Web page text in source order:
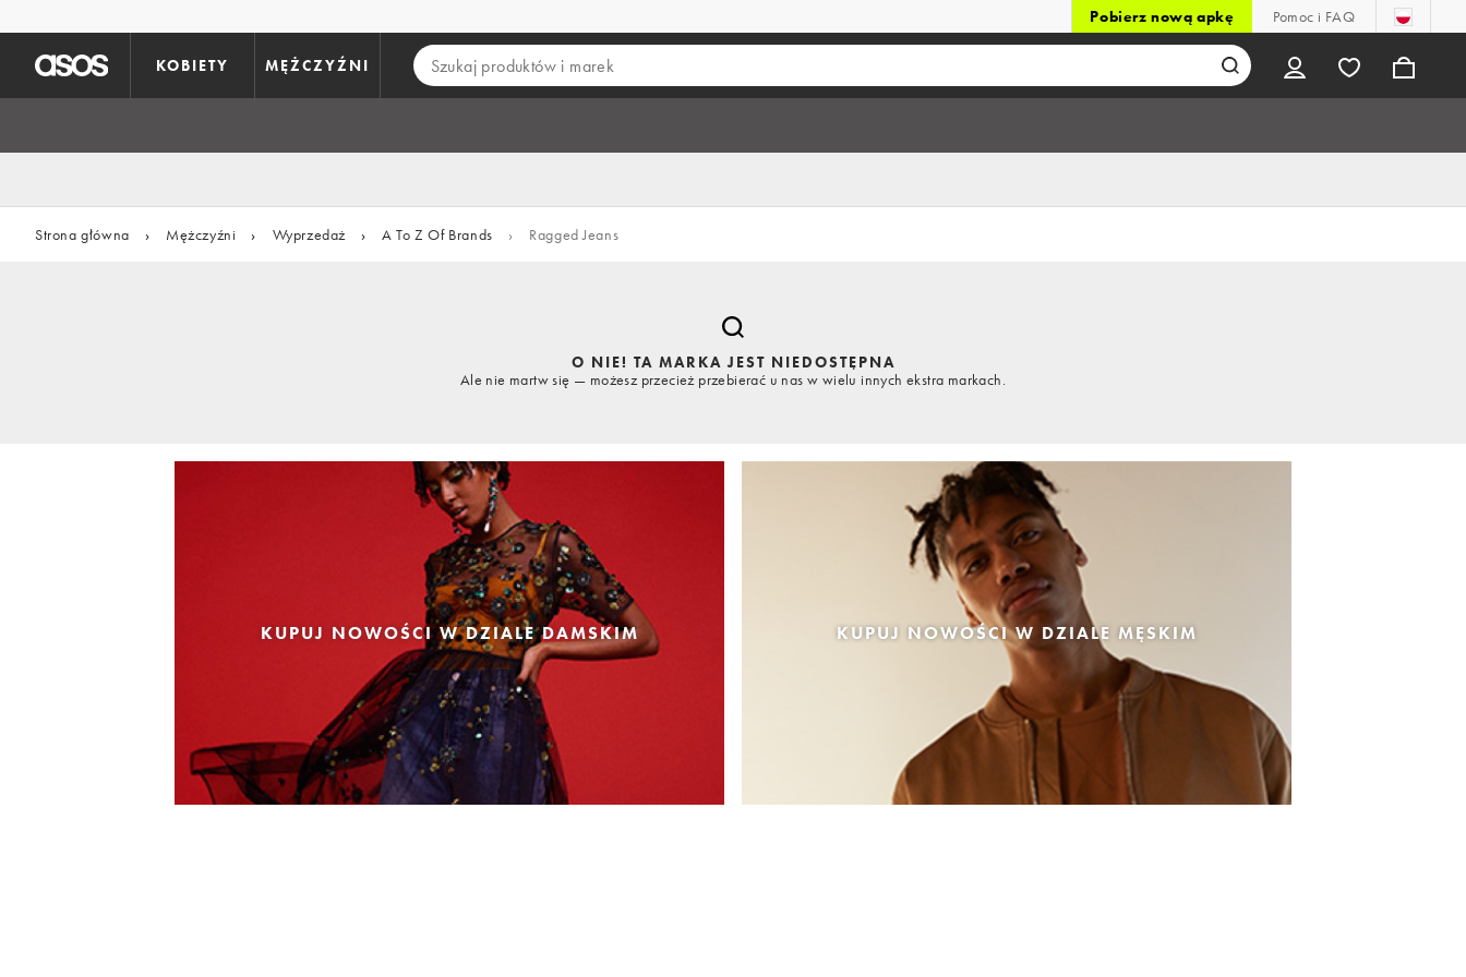
Pobierz nową apkę Pomoc i FAQ
KOBIETY MĘŻCZYŹNI
Strona główna › Mężczyźni › Wyprzedaż › A To Z Of Brands › Ragged Jeans
O NIE! TA MARKA JEST NIEDOSTĘPNA
Ale nie martw się — możesz przecież przebierać u nas w wielu innych ekstra markach.
KUPUJ NOWOŚCI W DZIALE DAMSKIM KUPUJ NOWOŚCI W DZIALE MĘSKIM